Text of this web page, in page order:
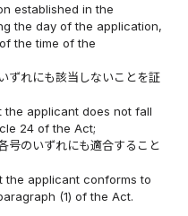
established in the
the day of the application,
the time of the
ずれにも該当しないことを証
applicant does not fall
24 of the Act;
号のいずれにも適合すること
the applicant conforms to
(1) of the Act.